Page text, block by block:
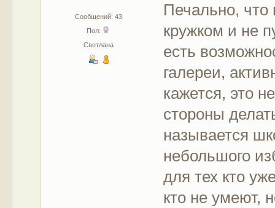
Сообщений: 43
Пол:
Светлана
Печально,
кружком и не
есть
галереи,
кажется, это
стороны
называется
небольшого
для тех кто
кто не умеют,